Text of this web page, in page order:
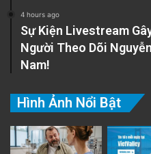
4 hours ago
Sự Kiện Livestream
Người Theo Dõi
Nam!
Hình Ảnh Nổi Bật